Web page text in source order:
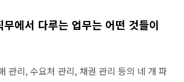
에서 다루는 업무는 어떤 것들이
관리,수요처 관리, 채권 관리 등의 네 개 파